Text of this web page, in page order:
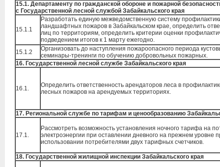
15.1. Департаменту по гражданской обороне и пожарной
с Государственной лесной службой Забайкальского края
15.1.1
Разработать единую межведомственную систему
ландшафтных пожаров в Забайкальском крае, определить
лиц по территориям, определить критерии оценки
подведением итогов к 1 марту ежегодно.
15.1.2
Организовать до наступления пожароопасного периода
семинары-тренинги по обучению добровольных пожарных.
16. Государственной лесной службе Забайкальского края
16.1.
Определить ответственность арендаторов леса в
лесных пожаров на арендуемых территориях.
17. Региональной службе по тарифам и ценообразованию
17.1.
Рассмотреть возможность установления ночного тарифа на
электроэнергии при оставлении дневного на прежнем уровне
использовании потребителями двух тарифных счетчиков.
18. Государственной жилищной инспекции Забайкальского края